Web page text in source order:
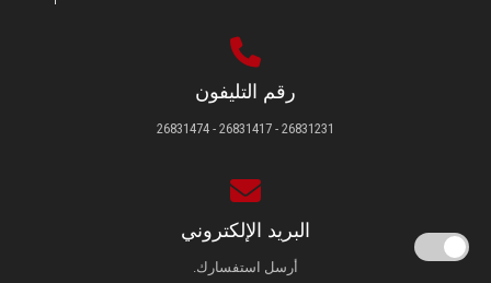
رقم التليفون
26831231 - 26831417 - 26831474
البريد الإلكتروني
أرسل استفسارك.